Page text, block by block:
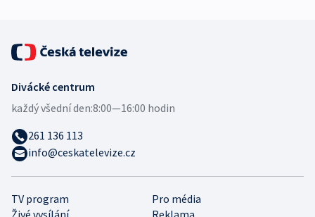
TV program
Pro média
Divácké centrum
každý všední den:8:00—16:00 hodin
261 136 113
info@ceskatelevize.cz